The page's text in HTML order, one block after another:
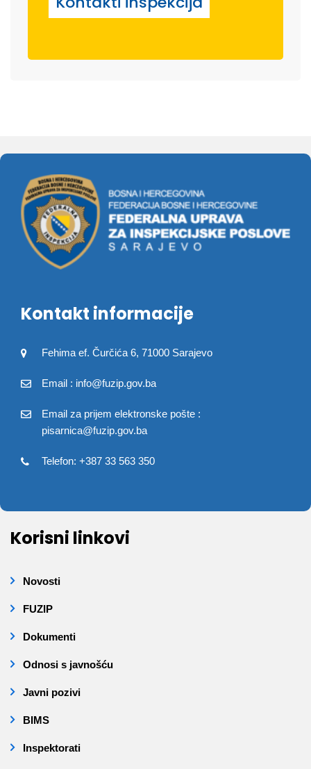
Kontakt informacije
Fehima ef. Čurčića 6, 71000 Sarajevo
Email : info@fuzip.gov.ba
Email za prijem elektronske pošte :
pisarnica@fuzip.gov.ba
Telefon: +387 33 563 350
Korisni linkovi
Novosti
FUZIP
Dokumenti
Odnosi s javnošću
Javni pozivi
BIMS
Inspektorati